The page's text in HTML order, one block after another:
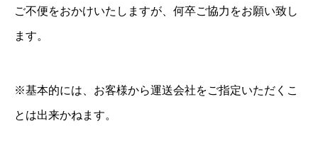
ご不便をおかけいたしますが、何卒ご協力をお願い致し
ます。
※基本的には、お客様から運送会社をご指定いただくこ
とは出来かねます。